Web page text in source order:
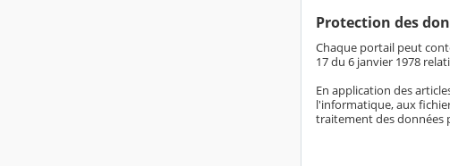
Protection des
Chaque portail peut
17 du 6 janvier 1978
En application des
l'informatique, aux
traitement des données